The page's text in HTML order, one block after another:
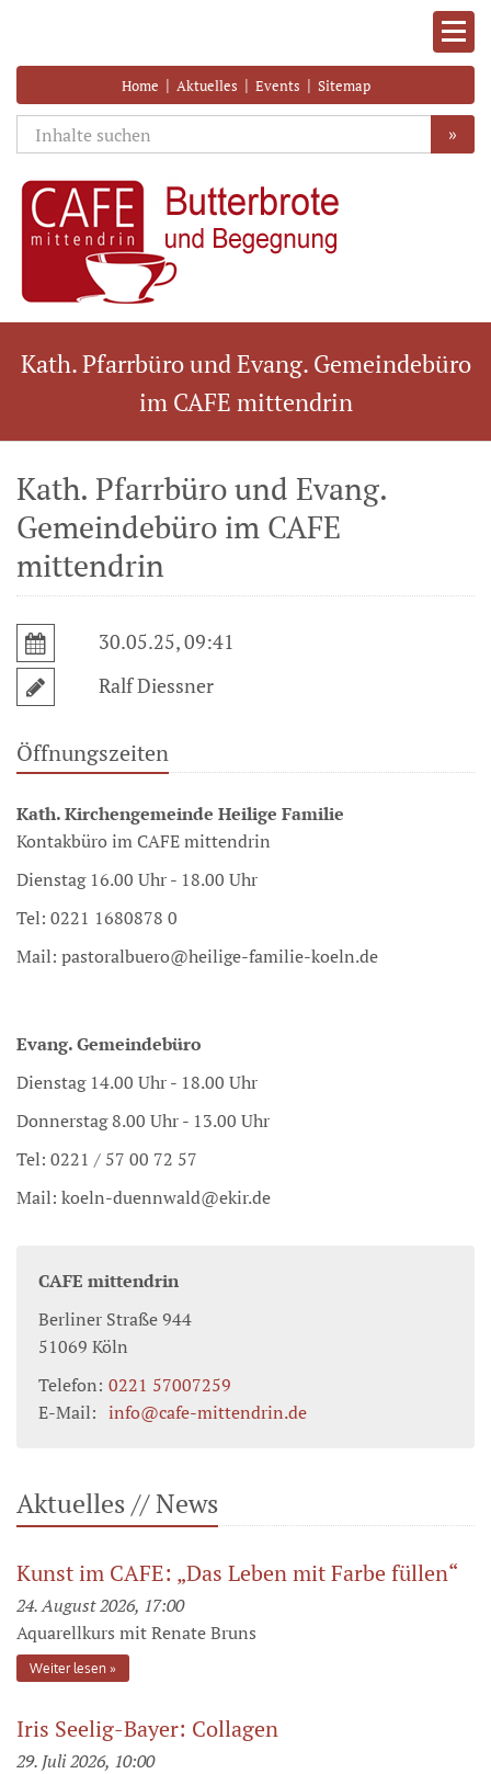
Home | Aktuelles | Events | Sitemap
»
Kath. Pfarrbüro und Evang. Gemeindebüro
im CAFE mittendrin
Kath. Pfarrbüro und Evang.
Gemeindebüro im CAFE
mittendrin
30.05.25, 09:41
Ralf Diessner
Öffnungszeiten
Kath. Kirchengemeinde Heilige Familie
Kontakbüro im CAFE mittendrin
Dienstag 16.00 Uhr - 18.00 Uhr
Tel: 0221 1680878 0
Mail: pastoralbuero@heilige-familie-koeln.de
Evang. Gemeindebüro
Dienstag 14.00 Uhr - 18.00 Uhr
Donnerstag 8.00 Uhr - 13.00 Uhr
Tel: 0221 / 57 00 72 57
Mail: koeln-duennwald@ekir.de
CAFE mittendrin
Berliner Straße 944
51069 Köln
Telefon: 0221 57007259
E-Mail: info@cafe-mittendrin.de
Aktuelles // News
Kunst im CAFE: „Das Leben mit Farbe füllen“
24. August 2026, 17:00
Aquarellkurs mit Renate Bruns
Weiter lesen
Iris Seelig-Bayer: Collagen
29. Juli 2026, 10:00